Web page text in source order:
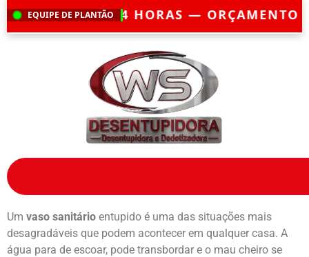
EQUIPE DE PLANTÃO
HORAS — ORÇAMENTO GRÁTIS —
Um vaso sanitário entupido é uma das situações mais
desagradáveis que podem acontecer em qualquer casa. A
água para de escoar, pode transbordar e o mau cheiro se